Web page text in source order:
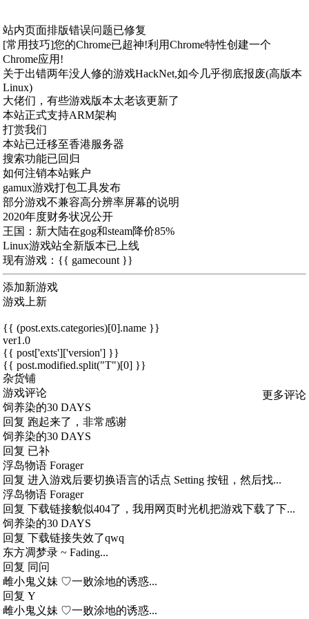
站内页面排版错误问题已修复
[常用技巧]您的Chrome已超神!利用Chrome特性创建一个
Chrome应用!
关于出错两年没人修的游戏HackNet,如今几乎彻底报废(高版本
Linux)
大佬们，有些游戏版本太老该更新了
本站正式支持ARM架构
打赏我们
本站已迁移至香港服务器
搜索功能已回归
如何注销本站账户
gamux游戏打包工具发布
部分游戏不兼容高分辨率屏幕的说明
2020年度财务状况公开
王国：新大陆在gog和steam降价85%
Linux游戏站全新版本已上线
现有游戏：{{ gamecount }}
添加新游戏
游戏上新
{{ (post.exts.categories)[0].name }}
ver1.0
{{ post['exts']['version'] }}
{{ post.modified.split("T")[0] }}
杂货铺
游戏评论
更多评论
饲养染的30 DAYS
回复 跑起来了，非常感谢
饲养染的30 DAYS
回复 已补
浮岛物语 Forager
回复 进入游戏后要切换语言的话点 Setting 按钮，然后找...
浮岛物语 Forager
回复 下载链接貌似404了，我用网页时光机把游戏下载了下...
饲养染的30 DAYS
回复 下载链接失效了qwq
东方凋梦录 ~ Fading...
回复 同问
雌小鬼义妹 ♡一败涂地的诱惑...
回复 Y
雌小鬼义妹 ♡一败涂地的诱惑...